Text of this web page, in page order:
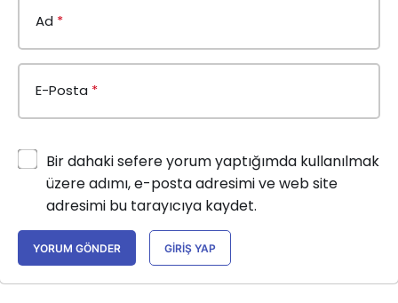
Ad *
E-Posta *
Bir dahaki sefere yorum yaptığımda kullanılmak
üzere adımı, e-posta adresimi ve web site
adresimi bu tarayıcıya kaydet.
YORUM GÖNDER GIRIŞ YAP